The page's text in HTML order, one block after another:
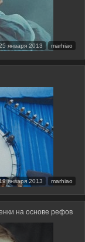
января 2013 marhiao
января 2013 marhiao
на основе рефов